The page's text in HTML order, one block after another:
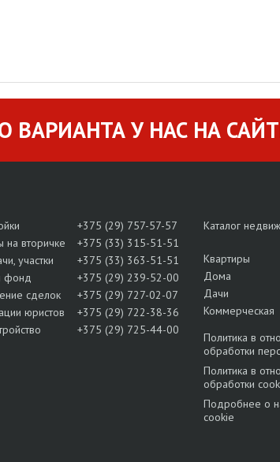
У НАС НА
+375 (29) 757-57-57
на вторичке
+375 (33) 315-51-51
участки
+375 (33) 363-51-51
фонд
+375 (29) 239-52-00
сделок
+375 (29) 727-02-07
юристов
+375 (29) 722-38-36
+375 (29) 725-44-00
Каталог
Квартиры
Дома
Дачи
Коммерческая
Политика в
обработки
Политика в
обработки
Подробнее о
cookie